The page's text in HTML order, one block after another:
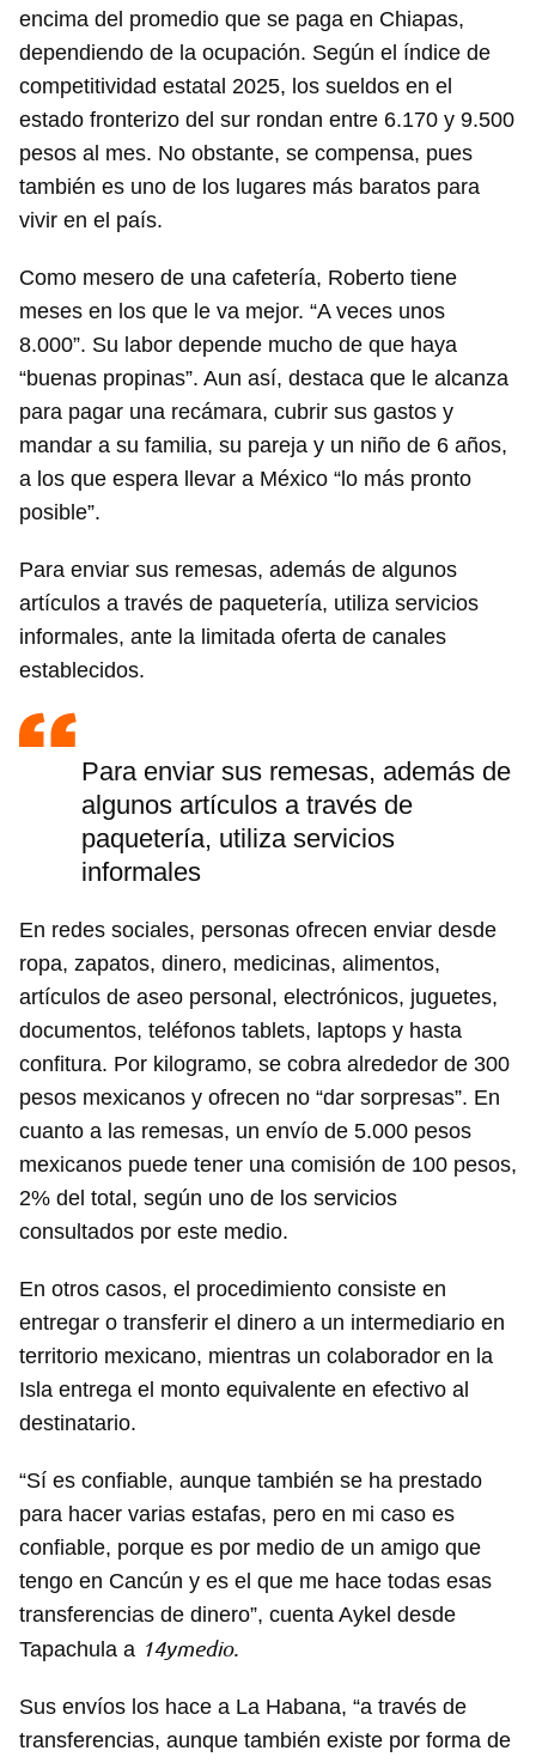
encima del promedio que se paga en Chiapas,
dependiendo de la ocupación. Según el índice de
competitividad estatal 2025, los sueldos en el
estado fronterizo del sur rondan entre 6.170 y 9.500
pesos al mes. No obstante, se compensa, pues
también es uno de los lugares más baratos para
vivir en el país.
Como mesero de una cafetería, Roberto tiene
meses en los que le va mejor. “A veces unos
8.000”. Su labor depende mucho de que haya
“buenas propinas”. Aun así, destaca que le alcanza
para pagar una recámara, cubrir sus gastos y
mandar a su familia, su pareja y un niño de 6 años,
a los que espera llevar a México “lo más pronto
posible”.
Para enviar sus remesas, además de algunos
artículos a través de paquetería, utiliza servicios
informales, ante la limitada oferta de canales
establecidos.
Para enviar sus remesas, además de
algunos artículos a través de
paquetería, utiliza servicios
informales
En redes sociales, personas ofrecen enviar desde
ropa, zapatos, dinero, medicinas, alimentos,
artículos de aseo personal, electrónicos, juguetes,
documentos, teléfonos tablets, laptops y hasta
confitura. Por kilogramo, se cobra alrededor de 300
pesos mexicanos y ofrecen no “dar sorpresas”. En
cuanto a las remesas, un envío de 5.000 pesos
mexicanos puede tener una comisión de 100 pesos,
2% del total, según uno de los servicios
consultados por este medio.
En otros casos, el procedimiento consiste en
entregar o transferir el dinero a un intermediario en
territorio mexicano, mientras un colaborador en la
Isla entrega el monto equivalente en efectivo al
destinatario.
“Sí es confiable, aunque también se ha prestado
para hacer varias estafas, pero en mi caso es
confiable, porque es por medio de un amigo que
tengo en Cancún y es el que me hace todas esas
transferencias de dinero”, cuenta Aykel desde
Tapachula a 14ymedio.
Sus envíos los hace a La Habana, “a través de
transferencias, aunque también existe por forma de